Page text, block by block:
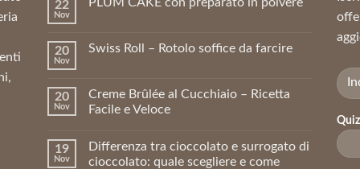
22
Nov
20
Nov
Swiss Roll – Rotolo soffice da farcire
20
Nov
Creme Brûlée al Cucchiaio – Ricetta
Facile e Veloce
19
Nov
Differenza tra cioccolato e surrogato di
cioccolato: quale scegliere e come